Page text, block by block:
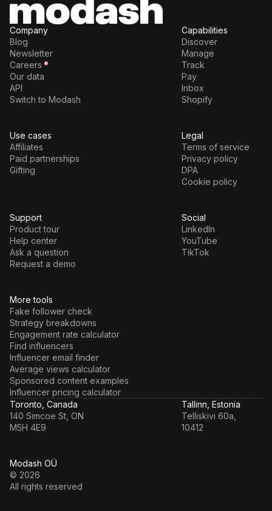
More tools
Fake follower check
Strategy breakdowns
Engagement rate calculator
Find influencers
Influencer email finder
Average views calculator
Sponsored content examples
Influencer pricing calculator
Company
Blog
Newsletter
Careers
Our data
API
Switch to Modash
Capabilities
Discover
Manage
Track
Pay
Inbox
Shopify
Use cases
Affiliates
Paid partnerships
Gifting
Legal
Terms of service
Privacy policy
DPA
Cookie policy
Support
Product tour
Help center
Ask a question
Request a demo
Social
LinkedIn
YouTube
TikTok
Modash OÜ
© 2026
All rights reserved
Toronto, Canada
140 Simcoe St, ON
M5H 4E9
Tallinn, Estonia
Telliskivi 60a,
10412